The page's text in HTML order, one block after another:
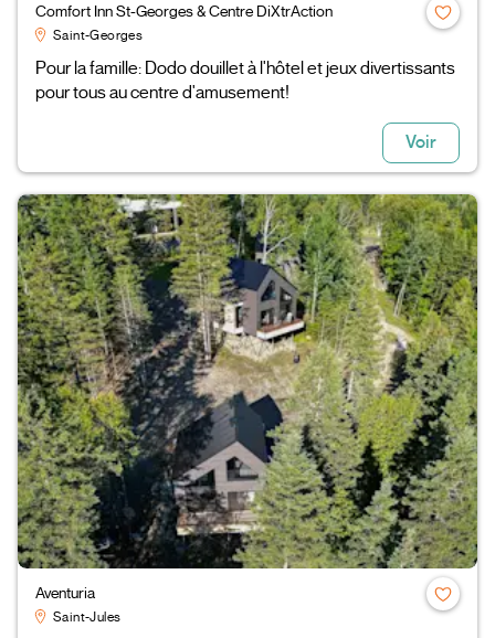
Comfort Inn St-Georges & Centre DiXtrAction
Saint-Georges
Pour la famille: Dodo douillet à l'hôtel et jeux divertissants
pour tous au centre d'amusement!
Voir
Aventuria
Saint-Jules